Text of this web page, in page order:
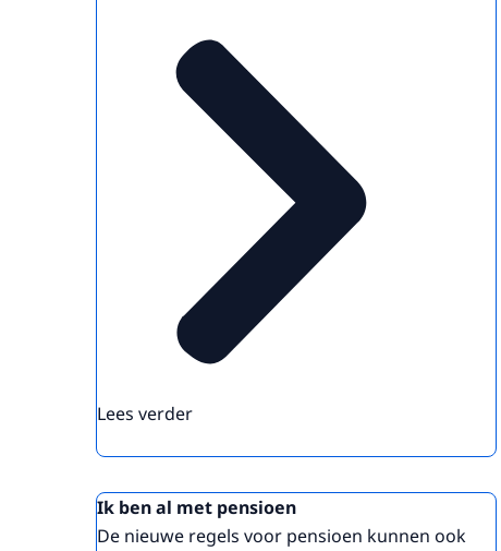
Lees verder
Ik ben al met pensioen
De nieuwe regels voor pensioen kunnen ook